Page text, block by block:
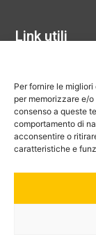
Per fornire le
per memorizzare e/
consenso a queste
comportamento di
acconsentire o
caratteristiche e
Link utili
Hai bisogno